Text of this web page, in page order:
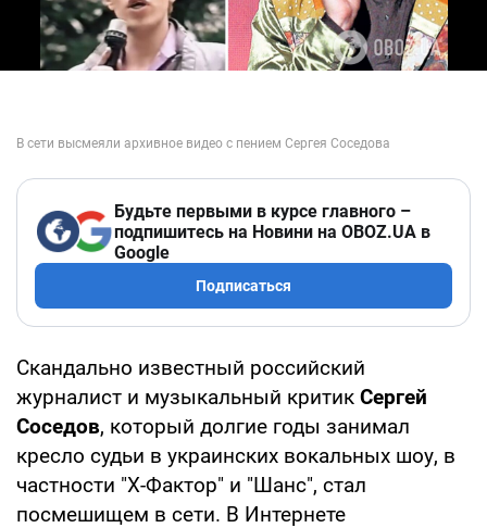
Будьте первыми в курсе главного –
подпишитесь на Новини на OBOZ.UA в
Google
Подписаться
Скандально известный российский
журналист и музыкальный критик Сергей
Соседов, который долгие годы занимал
кресло судьи в украинских вокальных шоу, в
частности "Х-Фактор" и "Шанс", стал
посмешищем в сети. В Интернете